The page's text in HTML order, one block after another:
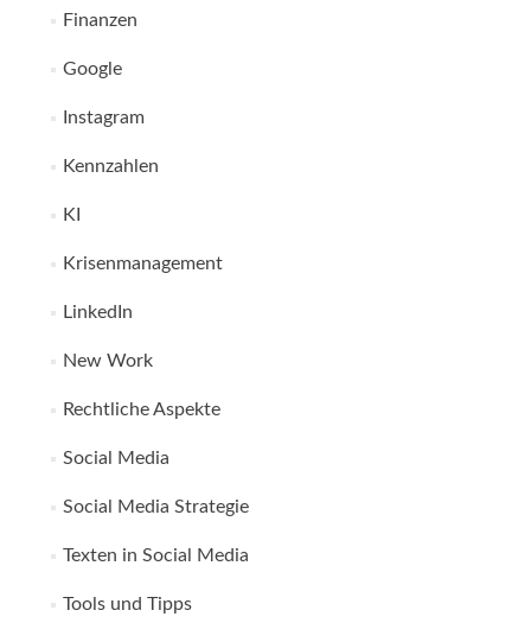
Finanzen
Google
Instagram
Kennzahlen
KI
Krisenmanagement
LinkedIn
New Work
Rechtliche Aspekte
Social Media
Social Media Strategie
Texten in Social Media
Tools und Tipps